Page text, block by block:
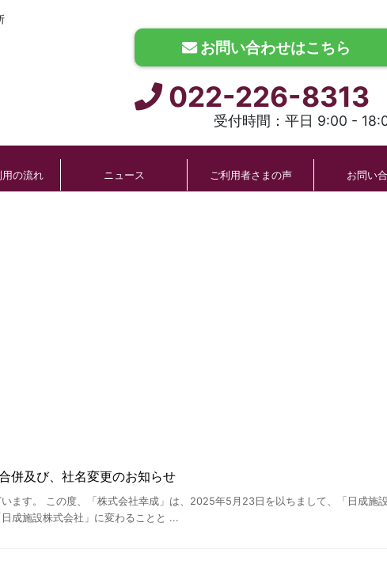
お問い合わせはこちら
022-226-8313
受付時間：平日 9:00 -
の流れ ニュース ご利用者さまの声 お問い
併及び、社名変更のお知らせ
ます。 この度、「株式会社幸成」は、2025年5月23日を以ちまして、「日成施
成施設株式会社」に変わることと ...